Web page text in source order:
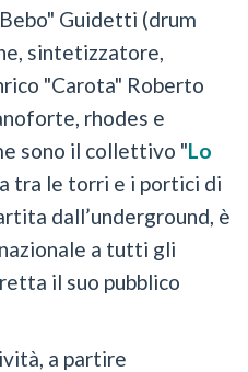
Guidetti (drum
sintetizzatore,
"Carota" Roberto
rhodes e
sono il collettivo "Lo
tra le torri e i portici di
dall’underground, è
a tutti gli
il suo pubblico
a partire